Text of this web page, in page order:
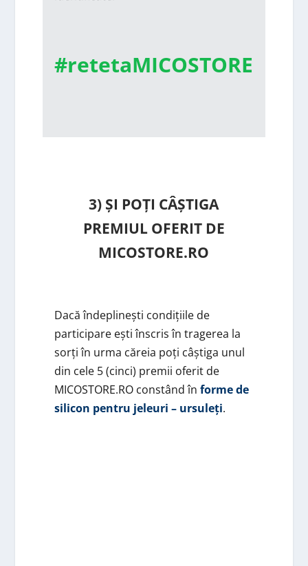
#retetaMICOSTORE
3) ȘI POȚI CÂȘTIGA
PREMIUL OFERIT DE
MICOSTORE.RO
Dacă îndeplinești condițiile de
participare ești înscris în tragerea la
sorți în urma căreia poți câștiga unul
din cele 5 (cinci) premii oferit de
MICOSTORE.RO constând în forme de
silicon pentru jeleuri – ursuleți.